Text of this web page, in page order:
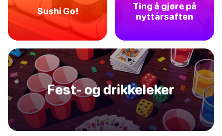
Sushi Go!
Ting å gjøre på
nyttårsaften
Fest- og drikkeleker